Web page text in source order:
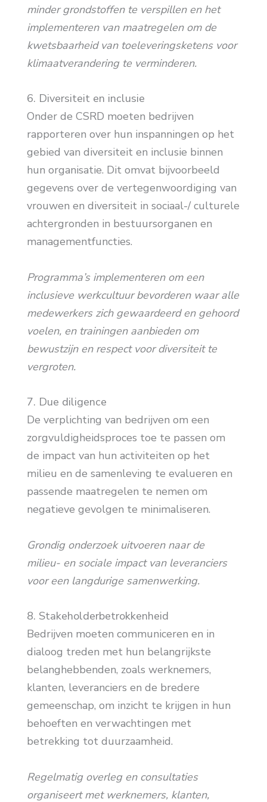
minder grondstoffen te verspillen en het
implementeren van maatregelen om de
kwetsbaarheid van toeleveringsketens voor
klimaatverandering te verminderen.
6. Diversiteit en inclusie
Onder de CSRD moeten bedrijven
rapporteren over hun inspanningen op het
gebied van diversiteit en inclusie binnen
hun organisatie. Dit omvat bijvoorbeeld
gegevens over de vertegenwoordiging van
vrouwen en diversiteit in sociaal-/ culturele
achtergronden in bestuursorganen en
managementfuncties.
Programma’s implementeren om een
inclusieve werkcultuur bevorderen waar alle
medewerkers zich gewaardeerd en gehoord
voelen, en trainingen aanbieden om
bewustzijn en respect voor diversiteit te
vergroten.
7. Due diligence
De verplichting van bedrijven om een
zorgvuldigheidsproces toe te passen om
de impact van hun activiteiten op het
milieu en de samenleving te evalueren en
passende maatregelen te nemen om
negatieve gevolgen te minimaliseren.
Grondig onderzoek uitvoeren naar de
milieu- en sociale impact van leveranciers
voor een langdurige samenwerking.
8. Stakeholderbetrokkenheid
Bedrijven moeten communiceren en in
dialoog treden met hun belangrijkste
belanghebbenden, zoals werknemers,
klanten, leveranciers en de bredere
gemeenschap, om inzicht te krijgen in hun
behoeften en verwachtingen met
betrekking tot duurzaamheid.
Regelmatig overleg en consultaties
organiseert met werknemers, klanten,